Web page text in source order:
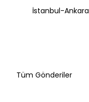
İstanbul-
Tüm Gönderiler